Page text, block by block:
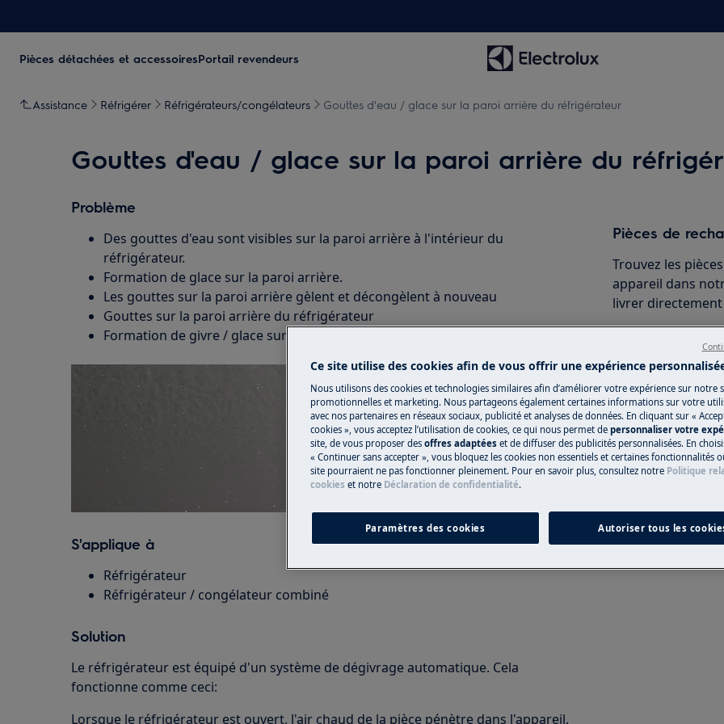
Pièces détachées et accessoiresPortail revendeurs
Assistance Réfrigérer Réfrigérateurs/congélateurs Gouttes d'eau / glace sur la paroi arrière du réfrigérateur
Gouttes d'eau / glace sur la paroi arrière du
Problème
Des gouttes d'eau sont visibles sur la paroi arrière à l'intérieur du
réfrigérateur.
Formation de glace sur la paroi arrière.
Les gouttes sur la paroi arrière gèlent et décongèlent à nouveau
Gouttes sur la paroi arrière du réfrigérateur
Formation de givre / glace sur la paroi arrière de l'appareil de réfrigération
S'applique à
Réfrigérateur
Réfrigérateur / congélateur combiné
Solution
Le réfrigérateur est équipé d'un système de dégivrage automatique. Cela
fonctionne comme ceci:
Lorsque le réfrigérateur est ouvert, l'air chaud de la pièce pénètre dans l'appareil.
Pièces de
Trouvez les
appareil dans
livrer
Acheter
Trouvez votre
Résolvez les
et autres
Trouver le
Ce site utilise des cookies afin de vous offrir une expérience
Nous utilisons des cookies et technologies similaires afin d’améliorer votre expérience sur notre
promotionnelles et marketing. Nous partageons également certaines informations sur votre
avec nos partenaires en réseaux sociaux, publicité et analyses de données. En cliquant sur «
cookies », vous acceptez l’utilisation de cookies, ce qui nous permet de personnaliser votre
site, de vous proposer des offres adaptées et de diffuser des publicités personnalisées. En
« Continuer sans accepter », vous bloquez les cookies non essentiels et certaines fonctionnalités
site pourraient ne pas fonctionner pleinement. Pour en savoir plus, consultez notre Politique
cookies et notre Déclaration de confidentialité.
Paramètres des cookies Autoriser tous les